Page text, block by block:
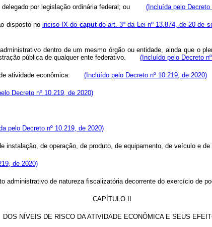
delegado por legislação ordinária federal; ou (Incluída pelo Decreto
disposto no inciso IX do caputdo art. 3º da Lei nº 13.874, de 20 de
dentro de um mesmo órgão ou entidade, ainda que o
pública de qualquer ente federativo. (Incluído pelo Decreto
de atividade econômica: (Incluído pelo Decreto nº 10.219, de 2020)
Decreto nº 10.219, de 2020)
pelo Decreto nº 10.219, de 2020)
instalação, de operação, de produto, de equipamento, de veículo
de 2020)
de natureza fiscalizatória decorrente do exercício de
CAPÍTULO II
DOS NÍVEIS DE RISCO DA ATIVIDADE ECONÔMICA E SEUS